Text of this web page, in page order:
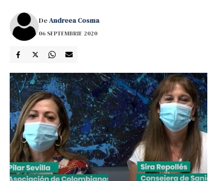
DeAndreea Cosma
06 SEPTEMBRIE 2020